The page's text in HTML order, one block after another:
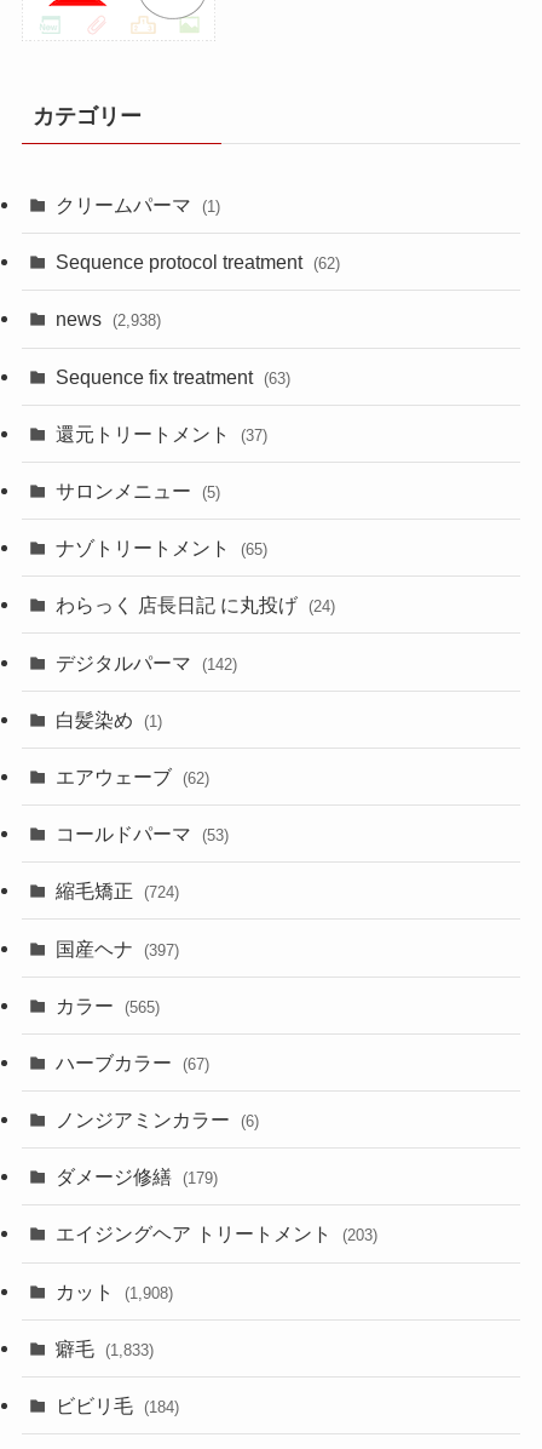
カテゴリー
クリームパーマ (1)
Sequence protocol treatment (62)
news (2,938)
Sequence fix treatment (63)
還元トリートメント (37)
サロンメニュー (5)
ナゾトリートメント (65)
わらっく 店長日記 に丸投げ (24)
デジタルパーマ (142)
白髪染め (1)
エアウェーブ (62)
コールドパーマ (53)
縮毛矯正 (724)
国産ヘナ (397)
カラー (565)
ハーブカラー (67)
ノンジアミンカラー (6)
ダメージ修繕 (179)
エイジングヘア トリートメント (203)
カット (1,908)
癖毛 (1,833)
ビビリ毛 (184)